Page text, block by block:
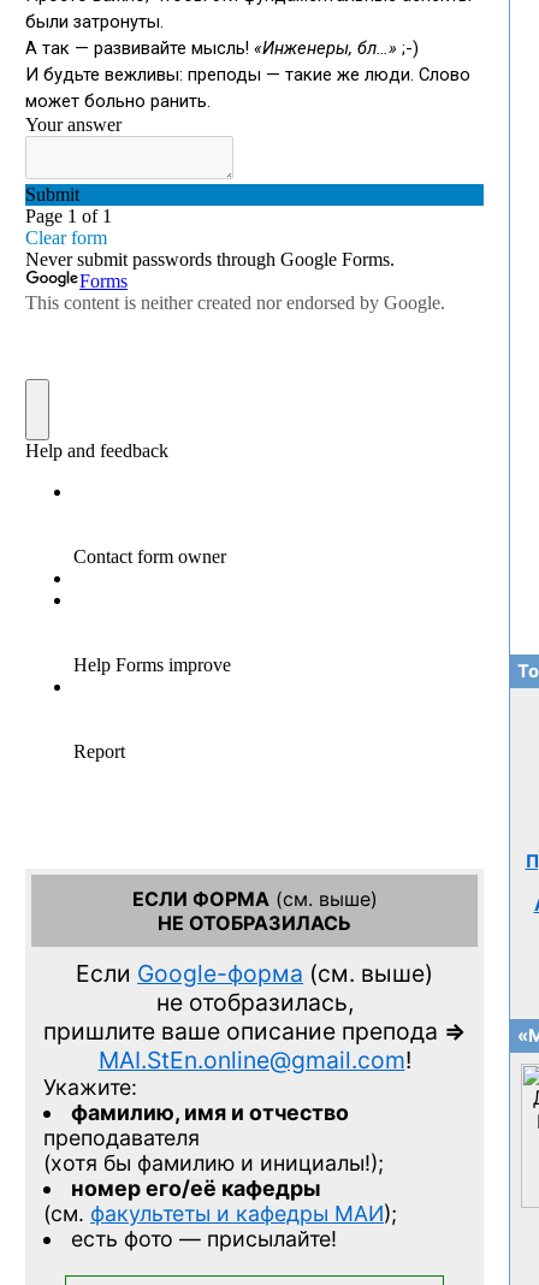
ЕСЛИ ФОРМА(см. выше)
НЕ ОТОБРАЗИЛАСЬ
Если Google-форма (см. выше)
не отобразилась,
пришлите ваше описание препода =>
MAI.StEn.online@gmail.com!
Укажите:
фамилию, имя и отчество
преподавателя
(хотя бы фамилию и инициалы!);
номер его/её кафедры
(см. факультеты и кафедры МАИ);
есть фото — присылайте!